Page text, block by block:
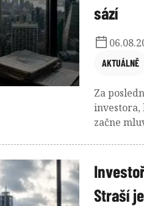
sází
AKTUÁLNĚ
Za poslední dvě
investora,
začne
proslavil i
jen
Straší